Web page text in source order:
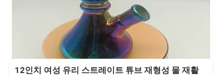
12인치 여성 유리 스트레이트 튜브 재형성 물 재활